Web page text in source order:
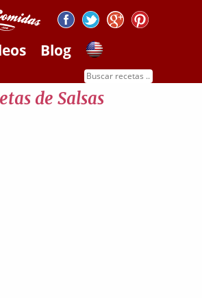
Blog
de Salsas